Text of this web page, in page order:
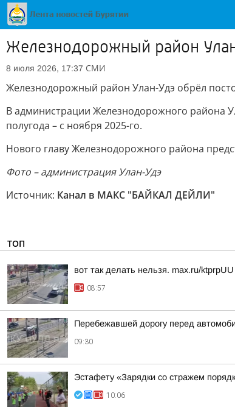
Железнодорожный район
8 июля 2026, 17:37 СМИ
Железнодорожный район Улан-Удэ обрёл
В администрации Железнодорожного района
полугода – с ноября 2025-го.
Нового главу Железнодорожного района
Фото – администрация Улан-Удэ
Источник: Канал в МАКС "БАЙКАЛ ДЕЙЛИ"
ТОП
вот так делать нельзя. max.ru/ktprpUU
08:57
Перебежавшей дорогу перед
09:30
Эстафету «Зарядки со стражем
10:06